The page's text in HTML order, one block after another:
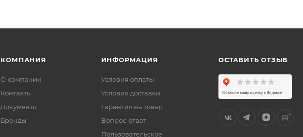
КОМПАНИЯ
О компании
Контакты
Документы
Бренды
ИНФОРМАЦИЯ
Условия оплаты
Условия доставки
Гарантия на товар
Вопрос-ответ
Пользовательское
ОСТАВИТЬ ОТЗЫВ